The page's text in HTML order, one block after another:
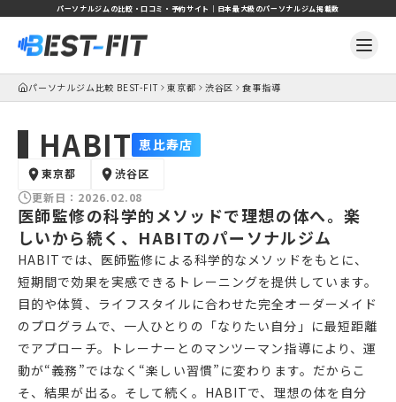
パーソナルジムの比較・口コミ・予約サイト｜日本最大級のパーソナルジム掲載数
パーソナルジム比較 BEST-FIT 東京都 渋谷区 食事指導
HABIT 恵比寿店
東京都
渋谷区
更新日： 2026.02.08
医師監修の科学的メソッドで理想の体へ。楽
しいから続く、HABITのパーソナルジム
HABITでは、医師監修による科学的なメソッドをもとに、
短期間で効果を実感できるトレーニングを提供しています。
目的や体質、ライフスタイルに合わせた完全オーダーメイド
のプログラムで、一人ひとりの「なりたい自分」に最短距離
でアプローチ。トレーナーとのマンツーマン指導により、運
動が“義務”ではなく“楽しい習慣”に変わります。だからこ
そ、結果が出る。そして続く。HABITで、理想の体を自分